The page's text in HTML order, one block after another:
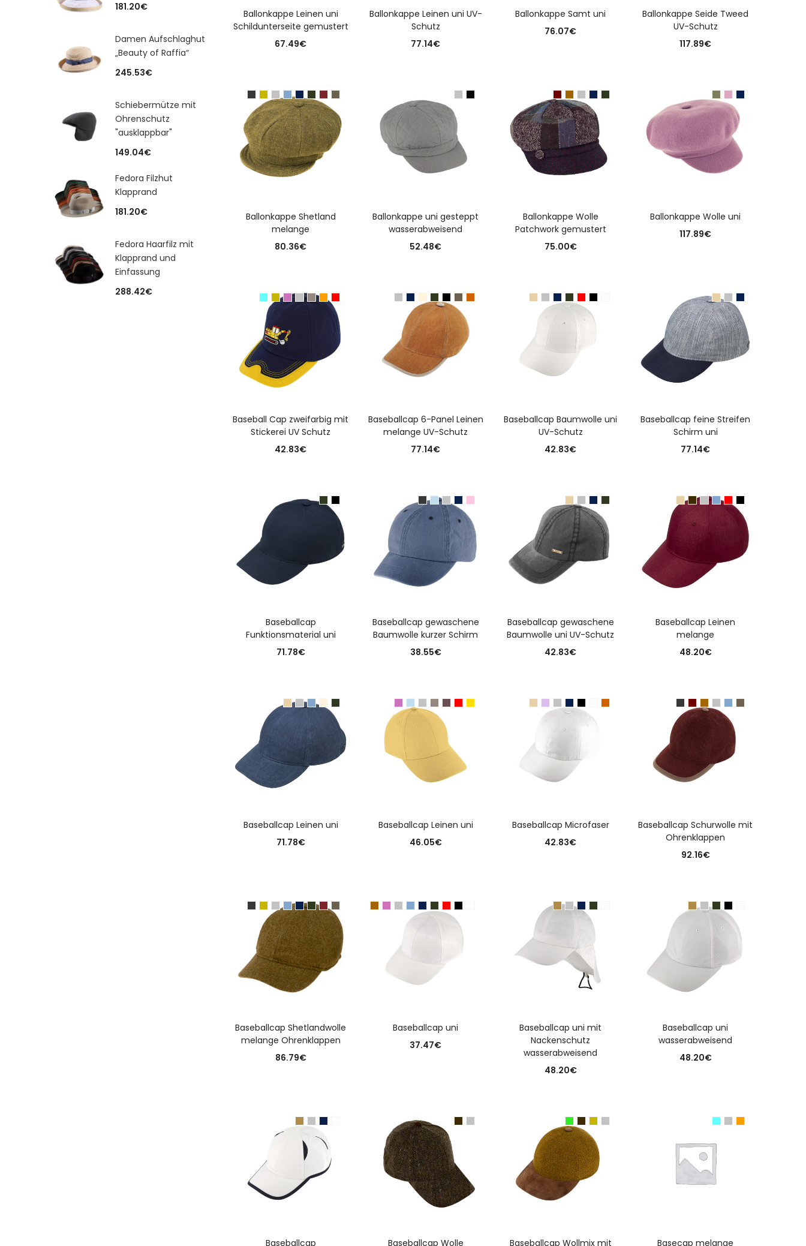
Ballonkappe Leinen uni
Schildunterseite gemustert
67.49€
Ballonkappe Leinen uni UV-
Schutz
77.14€
Ballonkappe Samt uni
76.07€
Ballonkappe Seide Tweed
UV-Schutz
117.89€
Ballonkappe Shetland
melange
80.36€
Ballonkappe uni gesteppt
wasserabweisend
52.48€
Ballonkappe Wolle
Patchwork gemustert
75.00€
Ballonkappe Wolle uni
117.89€
Baseball Cap zweifarbig mit
Stickerei UV Schutz
42.83€
Baseballcap 6-Panel Leinen
melange UV-Schutz
77.14€
Baseballcap Baumwolle uni
UV-Schutz
42.83€
Baseballcap feine Streifen
Schirm uni
77.14€
Baseballcap
Funktionsmaterial uni
71.78€
Baseballcap gewaschene
Baumwolle kurzer Schirm
38.55€
Baseballcap gewaschene
Baumwolle uni UV-Schutz
42.83€
Baseballcap Leinen
melange
48.20€
Baseballcap Leinen uni
71.78€
Baseballcap Leinen uni
46.05€
Baseballcap Microfaser
42.83€
Baseballcap Schurwolle mit
Ohrenklappen
92.16€
Baseballcap Shetlandwolle
melange Ohrenklappen
86.79€
Baseballcap uni
37.47€
Baseballcap uni mit
Nackenschutz
wasserabweisend
48.20€
Baseballcap uni
wasserabweisend
48.20€
Baseballcap Baseballcap Wolle Baseballcap Wollmix mit Basecap melange
181.20€
Damen Aufschlaghut
„Beauty of Raffia“
245.53€
Schiebermütze mit
Ohrenschutz
"ausklappbar"
149.04€
Fedora Filzhut
Klapprand
181.20€
Fedora Haarfilz mit
Klapprand und
Einfassung
288.42€